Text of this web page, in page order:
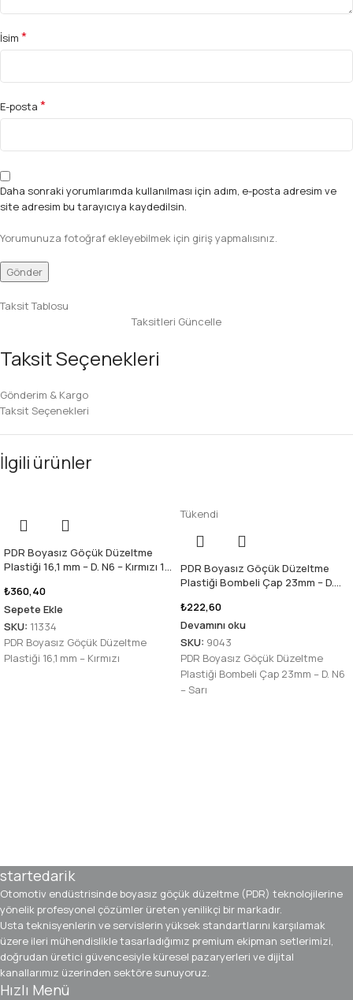
İsim *
E-posta *
Daha sonraki yorumlarımda kullanılması için adım, e-posta adresim ve
site adresim bu tarayıcıya kaydedilsin.
Yorumunuza fotoğraf ekleyebilmek için giriş yapmalısınız.
Taksit Tablosu
Taksitleri Güncelle
Taksit Seçenekleri
Gönderim & Kargo
Taksit Seçenekleri
İlgili ürünler
PDR Boyasız Göçük Düzeltme
Plastiği 16,1 mm – D. N6 – Kırmızı 10
₺360,40
Sepete Ekle
SKU: 11334
PDR Boyasız Göçük Düzeltme
Plastiği 16,1 mm – Kırmızı
Tükendi
PDR Boyasız Göçük Düzeltme
Plastiği Bombeli Çap 23mm – D.
₺222,60
Devamını oku
SKU: 9043
PDR Boyasız Göçük Düzeltme
Plastiği Bombeli Çap 23mm – D. N6
– Sarı
startedarik
Otomotiv endüstrisinde boyasız göçük düzeltme (PDR) teknolojilerine
yönelik profesyonel çözümler üreten yenilikçi bir markadır.
Usta teknisyenlerin ve servislerin yüksek standartlarını karşılamak
üzere ileri mühendislikle tasarladığımız premium ekipman setlerimizi,
doğrudan üretici güvencesiyle küresel pazaryerleri ve dijital
kanallarımız üzerinden sektöre sunuyoruz.
Hızlı Menü